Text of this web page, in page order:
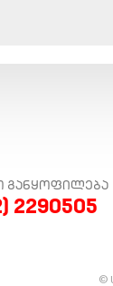
ᲒᲐᲜᲧᲝᲤᲘᲚᲔᲑᲐ
2290505
©